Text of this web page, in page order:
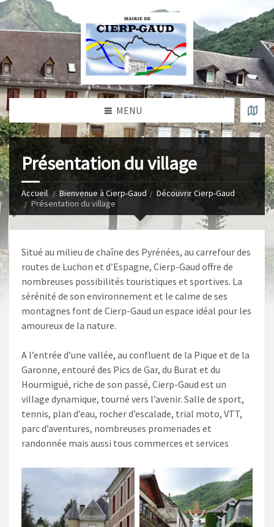
MENU
Présentation du village
Accueil Bienvenue à Cierp-Gaud
Découvrir Cierp-Gaud
Présentation du village
Situé au milieu de chaîne des Pyrénées, au carrefour des
routes de Luchon et d’Espagne, Cierp-Gaud offre de
nombreuses possibilités touristiques et sportives. La
sérénité de son environnement et le calme de ses
montagnes font de Cierp-Gaud un espace idéal pour les
amoureux de la nature.
A l’entrée d’une vallée, au confluent de la Pique et de la
Garonne, entouré des Pics de Gar, du Burat et du
Hourmigué, riche de son passé, Cierp-Gaud est un
village dynamique, tourné vers l’avenir. Salle de sport,
tennis, plan d’eau, rocher d’escalade, trial moto, VTT,
parc d’aventures, nombreuses promenades et
randonnée mais aussi tous commerces et services